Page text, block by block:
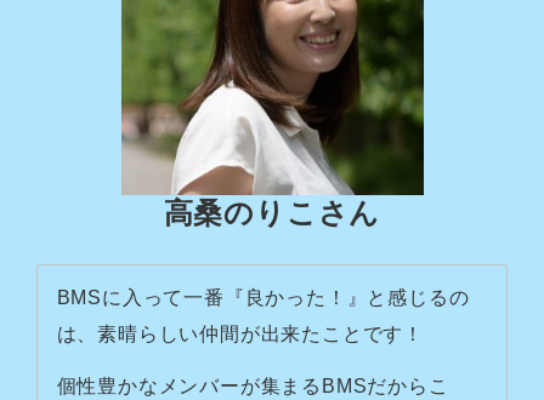
高桑のりこさん
BMSに入って一番『良かった！』と感じるの
は、素晴らしい仲間が出来たことです！
個性豊かなメンバーが集まるBMSだからこ